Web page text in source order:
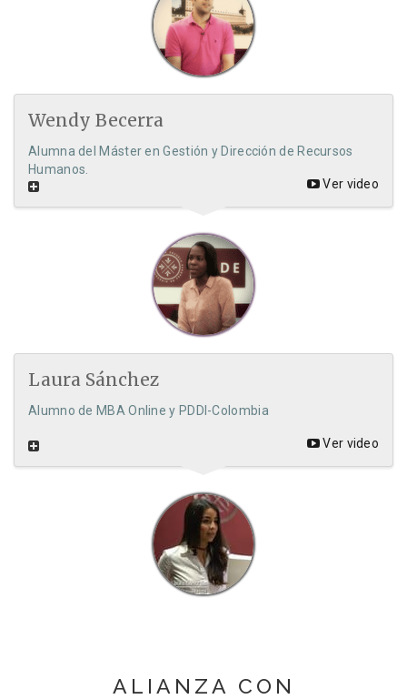
Wendy Becerra
Alumna del Máster en Gestión y Dirección de Recursos
Humanos.
Ver video
Laura Sánchez
Alumno de MBA Online y PDDI-Colombia
Ver video
ALIANZA CON